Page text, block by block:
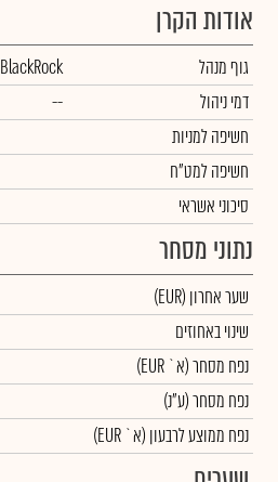
אודות הקרן
גוף מנהל
BlackRock
דמי ניהול
--
חשיפה למניות
חשיפה למט"ח
סיכוני אשראי
נתוני מסחר
שער אחרון (EUR)
שינוי באחוזים
נפח מסחר(א` EUR)
נפח מסחר(ע"נ)
נפח ממוצע לרבעון (א` EUR)